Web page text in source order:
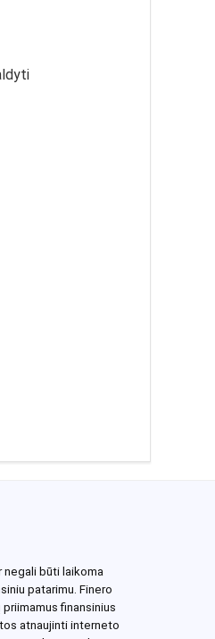
negali būti laikoma
patarimu. Finero
finansinius
atnaujinti interneto